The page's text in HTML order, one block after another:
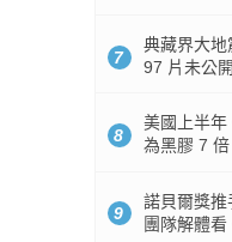
7
典藏界大地
97 片未公
8
美國上半年
為黑膠 7
9
諾貝爾獎推
團隊解體